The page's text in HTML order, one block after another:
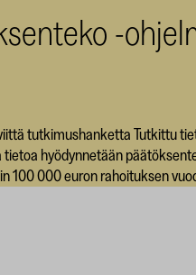
-
tutkimushanketta Tutkittu
hyödynnetään
100 000 euron rahoituksen